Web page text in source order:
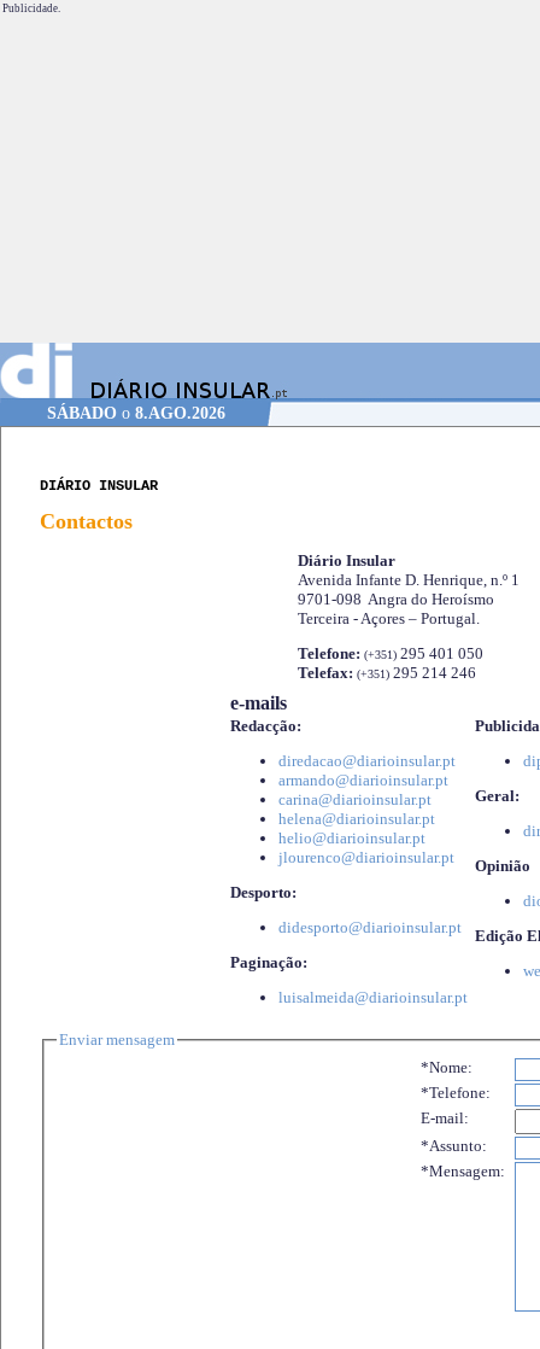
Publicidade.
SÁBADOo 8.AGO.2026
DIÁRIO INSULAR
Contactos
Diário Insular
Avenida Infante D. Henrique, n.º 1
9701-098 Angra do Heroísmo
Terceira - Açores – Portugal.
Telefone: (+351) 295 401 050
Telefax: (+351) 295 214 246
e-mails
Redacção:
diredacao@diarioinsular.pt
armando@diarioinsular.pt
carina@diarioinsular.pt
helena@diarioinsular.pt
helio@diarioinsular.pt
jlourenco@diarioinsular.pt
Desporto:
didesporto@diarioinsular.pt
Paginação:
luisalmeida@diarioinsular.pt
Geral:
Opinião
Edição
Enviar mensagem
*Nome:
*Telefone:
E-mail:
*Assunto:
*Mensagem: